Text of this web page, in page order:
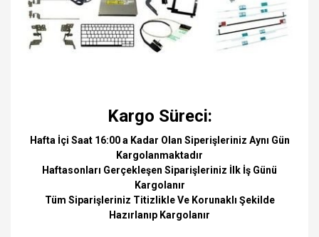
Kargo Süreci:
Hafta İçi Saat 16:00 a Kadar Olan Siperişleriniz Aynı Gün
Kargolanmaktadır
Haftasonları Gerçekleşen Siparişleriniz İlk İş Günü
Kargolanır
Tüm Siparişleriniz Titizlikle Ve Korunaklı Şekilde
Hazırlanıp Kargolanır